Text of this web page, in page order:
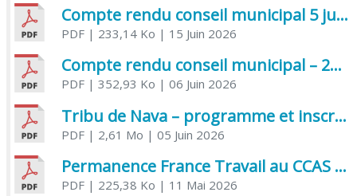
Compte rendu conseil municipal 5 juin 2026 sénatoriale
PDF| 233,14 Ko | 15 Juin 2026
Compte rendu conseil municipal – 21 avril 2026
PDF| 352,93 Ko | 06 Juin 2026
Tribu de Nava – programme et inscriptions été 2026
PDF| 2,61 Mo | 05 Juin 2026
Permanence France Travail au CCAS de Saujon Juin 2026
PDF| 225,38 Ko | 11 Mai 2026